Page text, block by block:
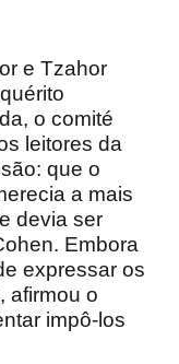
e Tzahor
o comité
leitores da
que o
a mais
devia ser
Embora
expressar os
afirmou o
impô-los